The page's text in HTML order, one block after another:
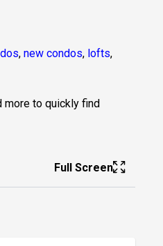
, new condos, lofts,
more to quickly find
Full Screen